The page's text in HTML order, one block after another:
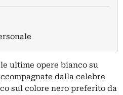
ultime opere bianco su
dalla celebre
sul colore nero preferito da